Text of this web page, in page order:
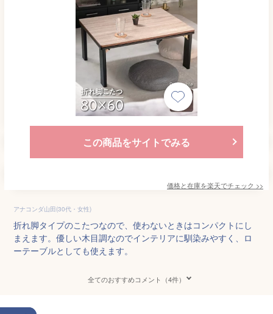
この商品をサイトでみる
価格と在庫を楽天でチェック >>
アナコンダ山田(30代・女性)
折れ脚タイプのこたつなので、使わないときはコンパクトにし
まえます。優しい木目調なのでインテリアに馴染みやすく、ロ
ーテーブルとしても使えます。
全てのおすすめコメント（4件）